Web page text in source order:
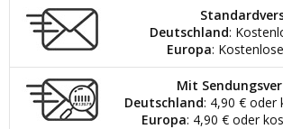
Deutschland:
Europa:
Mit
Deutschland: 4,90 € oder
Europa: 4,90 € oder